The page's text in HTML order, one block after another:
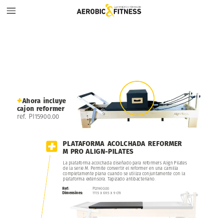
La plataforma acolchada diseñado para reformers Align Pilates
de la serie M. Permite convertir el reformer en una camilla
completamente plana cuando se utiliza conjuntamente con la
plataforma extensora. Tapizado antibacteriano.
PLATAFORMA ACOLCHADA REFORMER
M PRO ALIGN-PILATES
Ref:
Dimensines:
PI21900.00
111.5 x 69.5 x 9 cm
+Ahora incluye
cajon reformer
ref. PI15900.00